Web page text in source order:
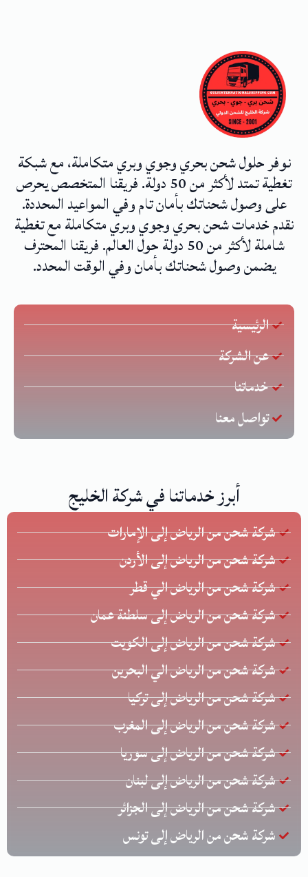
نوفر حلول شحن بحري وجوي وبري متكاملة، مع شبكة
تغطية تمتد لأكثر من 50 دولة. فريقنا المتخصص يحرص
على وصول شحناتك بأمان تام وفي المواعيد المحددة.
نقدم خدمات شحن بحري وجوي وبري متكاملة مع تغطية
شاملة لأكثر من 50 دولة حول العالم. فريقنا المحترف
يضمن وصول شحناتك بأمان وفي الوقت المحدد.
الرئيسية
عن الشركة
خدماتنا
تواصل معنا
أبرز خدماتنا في شركة الخليج
شركة شحن من الرياض إلى الإمارات
شركة شحن من الرياض إلى الأردن
شركة شحن من الرياض الي قطر
شركة شحن من الرياض إلى سلطنة عمان
شركة شحن من الرياض إلى الكويت
شركة شحن من الرياض الي البحرين
شركة شحن من الرياض إلى تركيا
شركة شحن من الرياض إلى المغرب
شركة شحن من الرياض إلى سوريا
شركة شحن من الرياض إلى لبنان
شركة شحن من الرياض إلى الجزائر
شركة شحن من الرياض إلى تونس